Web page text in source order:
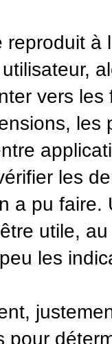
reproduit à
vers
les
les
a pu faire.
utile,
les
pour